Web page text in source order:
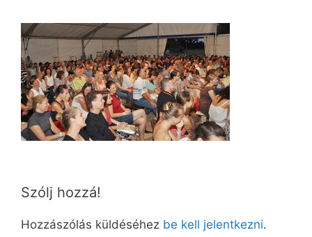
Szólj hozzá!
Hozzászólás küldéséhez be kell jelentkezni.